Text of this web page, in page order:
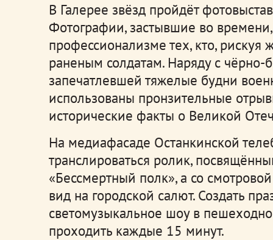
В Галерее звёзд пройдёт
Фотографии, застывшие во
профессионализме тех, кто,
раненым солдатам. Наряду с чёрно-
запечатлевшей тяжелые будни
использованы пронзительные
исторические факты о Великой
На медиафасаде Останкинской
транслироваться ролик,
«Бессмертный полк», а со
вид на городской салют. Создать
светомузыкальное шоу в
проходить каждые 15 минут.